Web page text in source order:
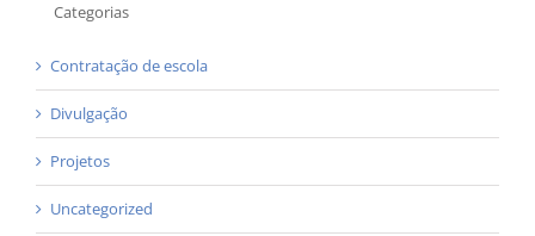
Categorias
Contratação de escola
Divulgação
Projetos
Uncategorized